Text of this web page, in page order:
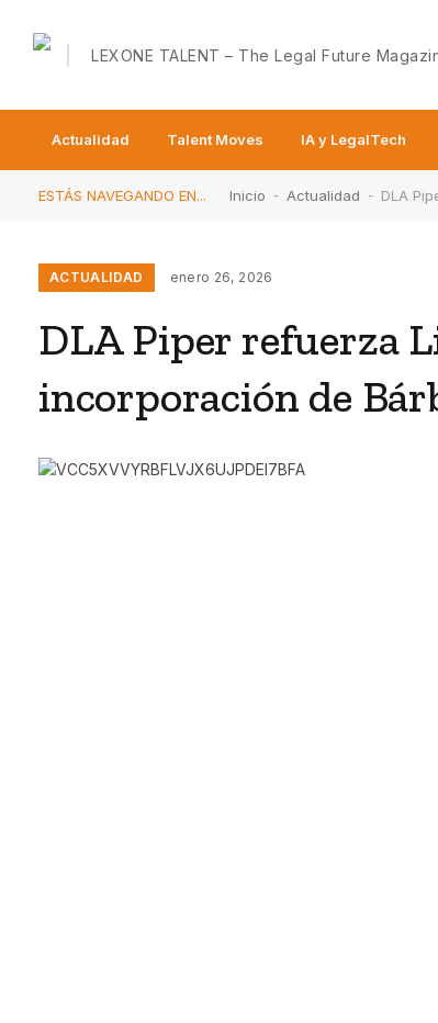
Actualidad Talent Moves IA y LegalTech
ESTÁS NAVEGANDO EN... Inicio - Actualidad - DLA
ACTUALIDAD enero 26, 2026
DLA Piper refuerza
incorporación de